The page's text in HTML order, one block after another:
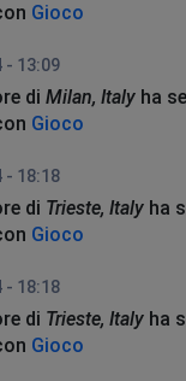
Gioco
- 13:09
di Milan, Italy ha
Gioco
- 18:18
di Trieste, Italy ha
Gioco
- 18:18
di Trieste, Italy ha
Gioco